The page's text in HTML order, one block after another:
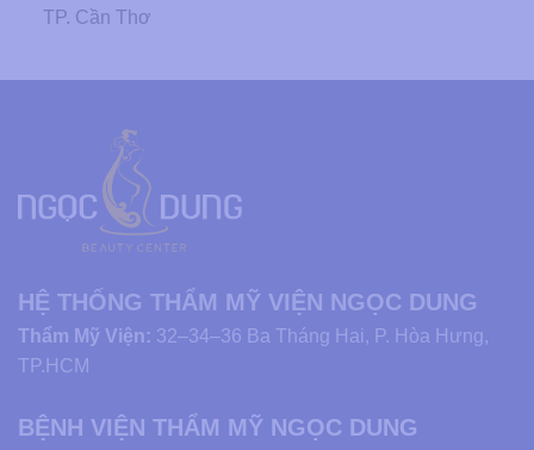
TP. Cần Thơ
HỆ THỐNG THẨM MỸ VIỆN NGỌC DUNG
Thẩm Mỹ Viện: 32–34–36 Ba Tháng Hai, P. Hòa Hưng,
TP.HCM
BỆNH VIỆN THẨM MỸ NGỌC DUNG